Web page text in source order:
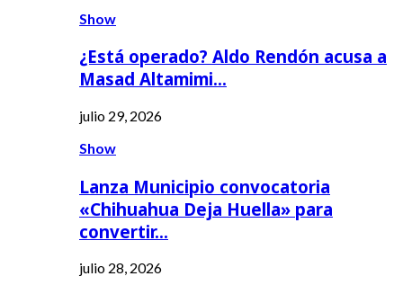
Show
¿Está operado? Aldo Rendón acusa a
Masad Altamimi…
julio 29, 2026
Show
Lanza Municipio convocatoria
«Chihuahua Deja Huella» para
convertir…
julio 28, 2026